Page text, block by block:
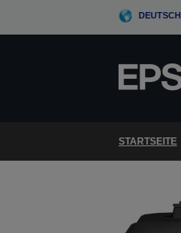
DEUTSCH
STARTSEITE